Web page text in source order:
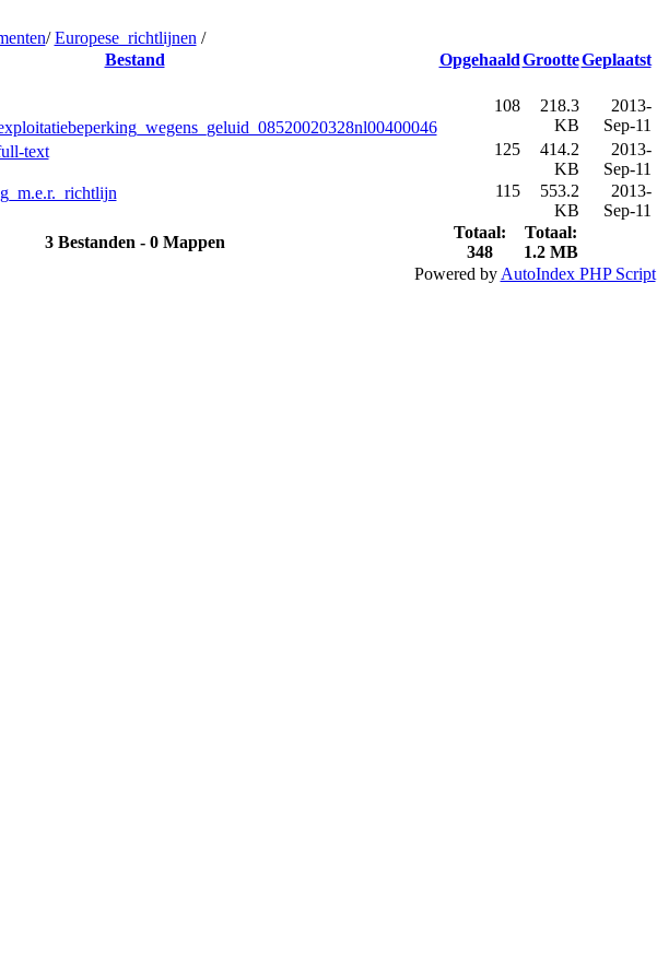
/Europese_richtlijnen /
Bestand
OpgehaaldGrootteGeplaatst
108
218.3
KB
2013-
Sep-11
text
125
414.2
KB
2013-
Sep-11
115
553.2
KB
2013-
Sep-11
3 Bestanden - 0 Mappen
Totaal:
348
Totaal:
1.2 MB
Powered by AutoIndex PHP Script